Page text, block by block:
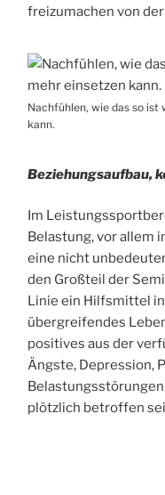
freizumachen von
Nachfühlen, wie das so ist
kann.
Beziehungsaufbau,
Im
Belastung, vor allem
eine nicht
den Großteil der
Linie ein Hilfsmittel
übergreifendes
positives aus der
Ängste, Depression,
Belastungsstörungen
plötzlich betroffen